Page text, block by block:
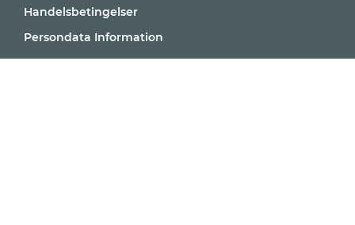
Handelsbetingelser
Persondata Information